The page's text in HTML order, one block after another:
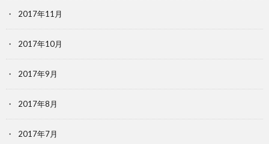
2017年11月
2017年10月
2017年9月
2017年8月
2017年7月